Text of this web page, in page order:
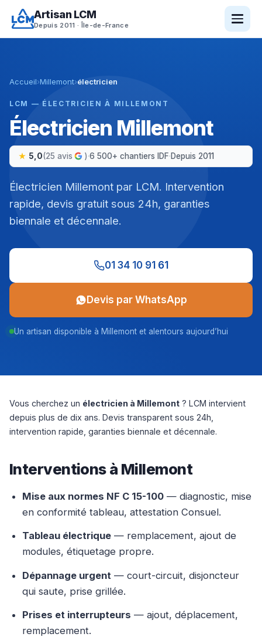
contenu
Artisan LCM
Depuis 2011 · Île-de-France
Accueil›Millemont›électricien
LCM — ÉLECTRICIEN À MILLEMONT
Électricien Millemont
5,0(25 avis )·6 500+ chantiers IDF·Depuis 2011
Électricien Millemont par LCM. Intervention
rapide, devis gratuit sous 24h, garanties
biennale et décennale.
01 34 10 91 61
Devis par WhatsApp
Un artisan disponible à Millemont et alentours aujourd’hui
Vous cherchez un électricien à Millemont ? LCM intervient
depuis plus de dix ans. Devis transparent sous 24h,
intervention rapide, garanties biennale et décennale.
Interventions à Millemont
Mise aux normes NF C 15-100 — diagnostic, mise
en conformité tableau, attestation Consuel.
Tableau électrique — remplacement, ajout de
modules, étiquetage propre.
Dépannage urgent — court-circuit, disjoncteur
qui saute, prise grillée.
Prises et interrupteurs — ajout, déplacement,
remplacement.